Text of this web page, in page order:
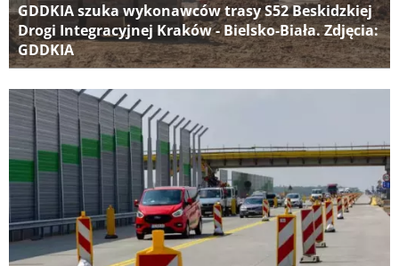
GDDKIA szuka wykonawców trasy S52 Beskidzkiej
Drogi Integracyjnej Kraków - Bielsko-Biała. Zdjęcia:
GDDKIA